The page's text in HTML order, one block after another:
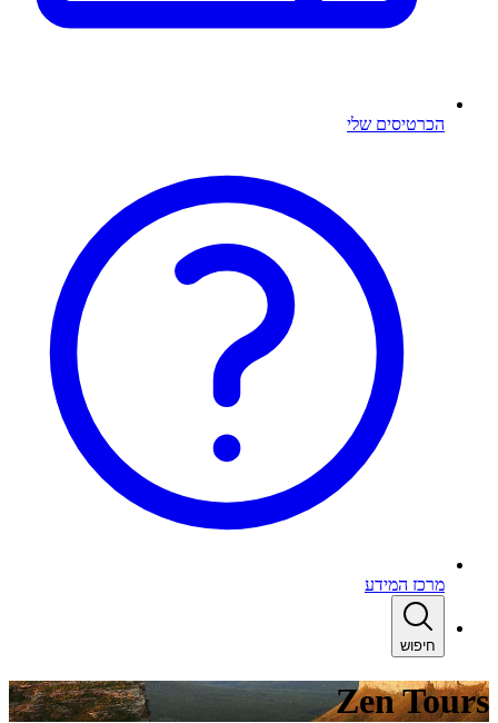
הכרטיסים שלי
מרכז המידע
חיפוש
Zen Tours